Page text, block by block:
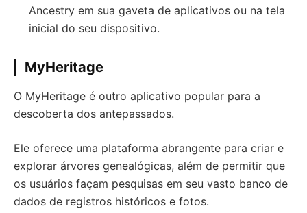
Ancestry em sua gaveta de aplicativos ou na tela
inicial do seu dispositivo.
MyHeritage
O MyHeritage é outro aplicativo popular para a
descoberta dos antepassados.
Ele oferece uma plataforma abrangente para criar e
explorar árvores genealógicas, além de permitir que
os usuários façam pesquisas em seu vasto banco de
dados de registros históricos e fotos.